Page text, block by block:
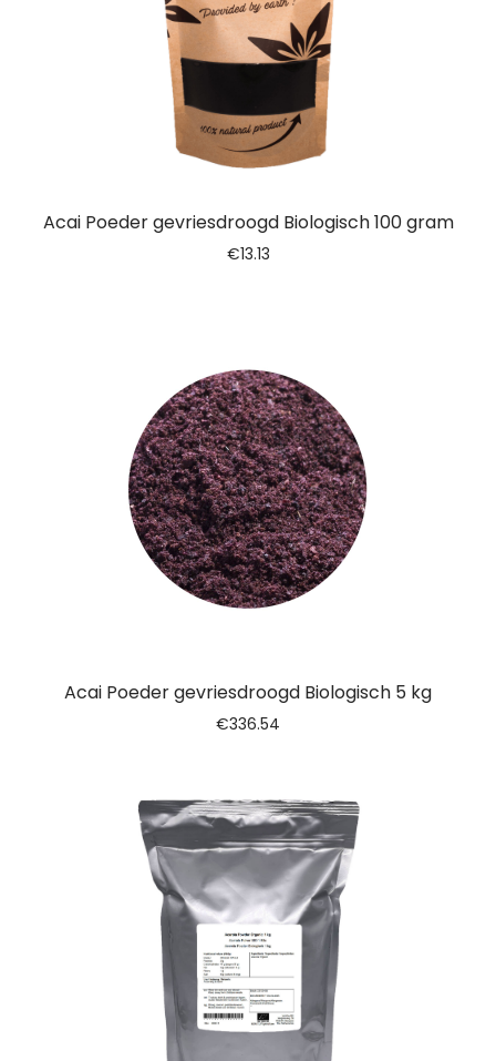
Acai Poeder gevriesdroogd Biologisch 100 gram
€13.13
Acai Poeder gevriesdroogd Biologisch 5 kg
€336.54